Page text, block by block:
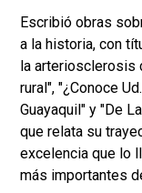
Escribió obras
a la historia, con
la arteriosclerosis
rural", "¿Conoce
Guayaquil" y "De
que relata su
excelencia que lo
más importantes